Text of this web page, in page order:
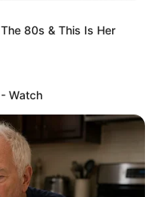
80s & This Is Her
Watch